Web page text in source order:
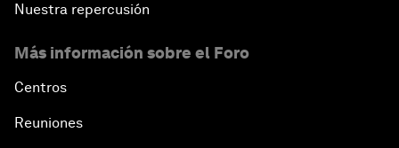
Nuestra repercusión
Más información sobre el Foro
Centros
Reuniones